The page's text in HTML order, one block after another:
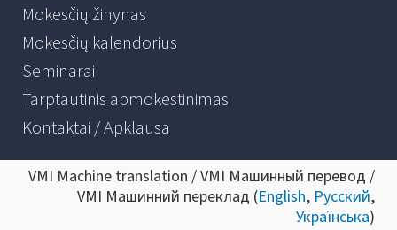
Mokesčių žinynas
Mokesčių kalendorius
Seminarai
Tarptautinis apmokestinimas
Kontaktai / Apklausa
VMI Machine translation / VMI Машинный перевод /
VMI Машинний переклад (English, Русский,
Українська)